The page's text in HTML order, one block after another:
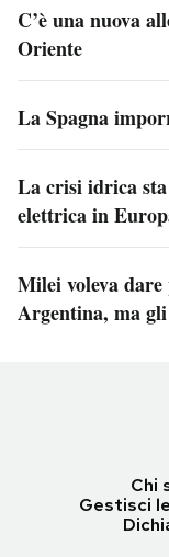
C’è una nuova
Oriente
La Spagna
La crisi idrica
elettrica in
Milei voleva
Argentina, ma
Chi
Gestisci